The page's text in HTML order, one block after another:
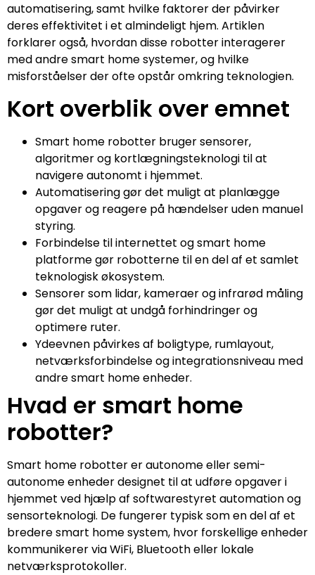
automatisering, samt hvilke faktorer der påvirker
deres effektivitet i et almindeligt hjem. Artiklen
forklarer også, hvordan disse robotter interagerer
med andre smart home systemer, og hvilke
misforståelser der ofte opstår omkring teknologien.
Kort overblik over emnet
Smart home robotter bruger sensorer,
algoritmer og kortlægningsteknologi til at
navigere autonomt i hjemmet.
Automatisering gør det muligt at planlægge
opgaver og reagere på hændelser uden manuel
styring.
Forbindelse til internettet og smart home
platforme gør robotterne til en del af et samlet
teknologisk økosystem.
Sensorer som lidar, kameraer og infrarød måling
gør det muligt at undgå forhindringer og
optimere ruter.
Ydeevnen påvirkes af boligtype, rumlayout,
netværksforbindelse og integrationsniveau med
andre smart home enheder.
Hvad er smart home
robotter?
Smart home robotter er autonome eller semi-
autonome enheder designet til at udføre opgaver i
hjemmet ved hjælp af softwarestyret automation og
sensorteknologi. De fungerer typisk som en del af et
bredere smart home system, hvor forskellige enheder
kommunikerer via WiFi, Bluetooth eller lokale
netværksprotokoller.